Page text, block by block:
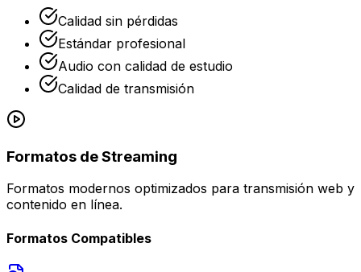
Calidad sin pérdidas
Estándar profesional
Audio con calidad de estudio
Calidad de transmisión
Formatos de Streaming
Formatos modernos optimizados para transmisión web y
contenido en línea.
Formatos Compatibles